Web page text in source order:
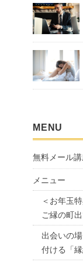
MENU
無料メール講
メニュー
＜お年玉
ご縁の町
出会いの
付ける「